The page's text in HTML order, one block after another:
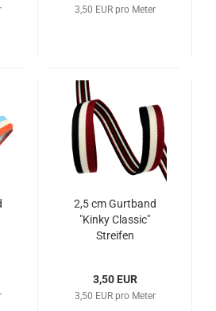
3,50 EUR pro Meter
2,5 cm Gurtband
"Kinky Classic"
Streifen
3,50 EUR
3,50 EUR pro Meter